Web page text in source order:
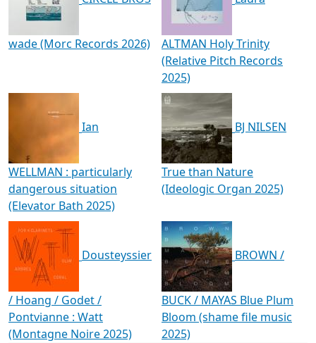
wade (Morc Records 2026)
ALTMAN Holy Trinity
(Relative Pitch Records
2025)
Ian
WELLMAN : particularly
dangerous situation
(Elevator Bath 2025)
BJ NILSEN
True than Nature
(Ideologic Organ 2025)
Dousteyssier
/ Hoang / Godet /
Pontvianne : Watt
(Montagne Noire 2025)
BROWN /
BUCK / MAYAS Blue Plum
Bloom (shame file music
2025)